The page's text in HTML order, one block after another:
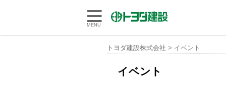
トヨダ建設株式会社
MENU
トヨダ建設株式会社 > イベント
イベント